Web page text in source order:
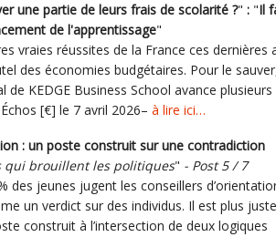
une partie de leurs frais de scolarité ?" : "Il
de l'apprentissage"
vraies réussites de la France ces dernières
des économies budgétaires. Pour le
de KEDGE Business School avance
[€] le 7 avril 2026– à lire ici…
: un poste construit sur une contradiction
qui brouillent les politiques" - Post 5 / 7
des jeunes jugent les conseillers
un verdict sur des individus. Il est plus
construit à l’intersection de deux logiques